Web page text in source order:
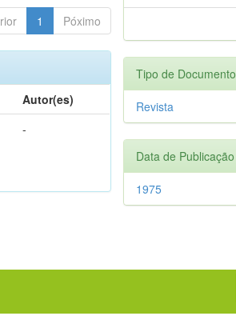
1 Póximo
Autor(es)
-
Tipo de Documento
Revista
Data de Publicação
1975